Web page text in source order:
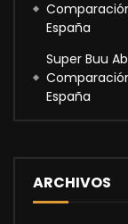
España
Super Buu
España
ARCHIVOS